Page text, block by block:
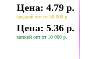
Цена: 4.79 р.
средний опт от 50 000 р.
Цена: 5.36 р.
мелкий опт от 10 000 р.